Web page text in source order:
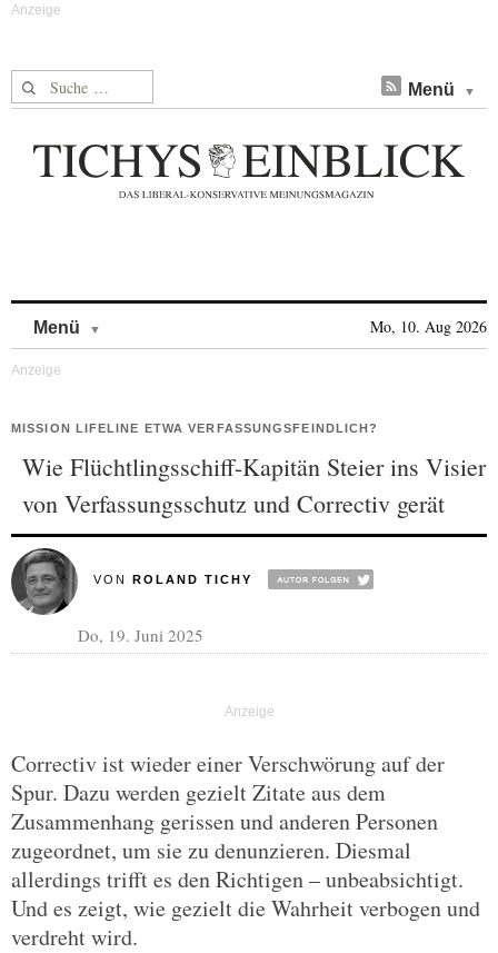
Suche nach: Menü
Menü Mo, 10. Aug 2026
MISSION LIFELINE ETWA VERFASSUNGSFEINDLICH?
Wie Flüchtlingsschiff-Kapitän Steier ins Visier
von Verfassungsschutz und Correctiv gerät
VON ROLAND TICHY
Do, 19. Juni 2025
Correctiv ist wieder einer Verschwörung auf der
Spur. Dazu werden gezielt Zitate aus dem
Zusammenhang gerissen und anderen Personen
zugeordnet, um sie zu denunzieren. Diesmal
allerdings trifft es den Richtigen – unbeabsichtigt.
Und es zeigt, wie gezielt die Wahrheit verbogen und
verdreht wird.